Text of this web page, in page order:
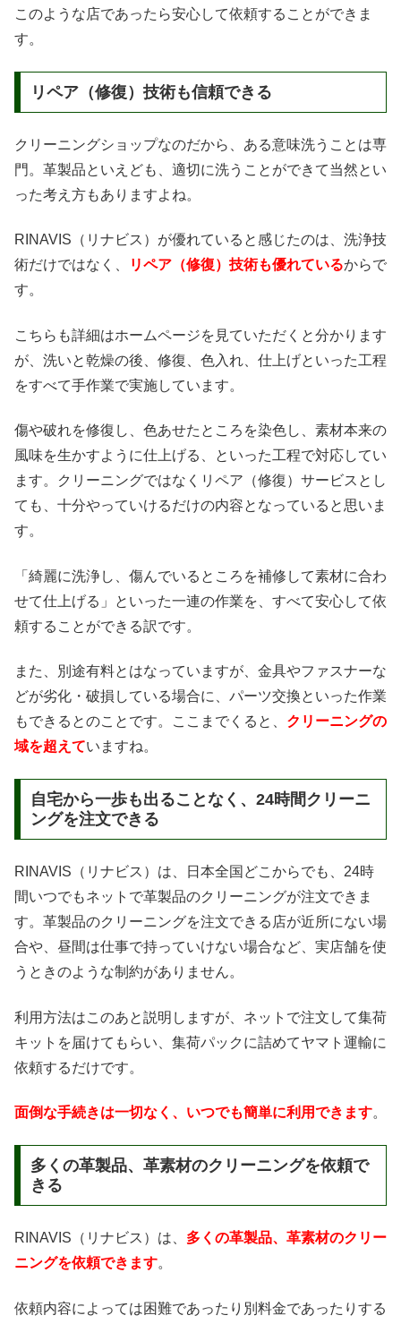
このような店であったら安心して依頼することができま
す。
リペア（修復）技術も信頼できる
クリーニングショップなのだから、ある意味洗うことは専
門。革製品といえども、適切に洗うことができて当然とい
った考え方もありますよね。
RINAVIS（リナビス）が優れていると感じたのは、洗浄技
術だけではなく、
リペア（修復）技術も優れているからで
す。
こちらも詳細はホームページを見ていただくと分かります
が、洗いと乾燥の後、修復、色入れ、仕上げといった工程
をすべて手作業で実施しています。
傷や破れを修復し、色あせたところを染色し、素材本来の
風味を生かすように仕上げる、といった工程で対応してい
ます。クリーニングではなくリペア（修復）サービスとし
ても、十分やっていけるだけの内容となっていると思いま
す。
「綺麗に洗浄し、傷んでいるところを補修して素材に合わ
せて仕上げる」といった一連の作業を、すべて安心して依
頼することができる訳です。
また、別途有料とはなっていますが、金具やファスナーな
どが劣化・破損している場合に、パーツ交換といった作業
もできるとのことです。ここまでくると、 クリーニングの
域を超えていますね。
自宅から一歩も出ることなく、24時間クリーニ
ングを注文できる
RINAVIS（リナビス）は、日本全国どこからでも、24時
間いつでもネットで革製品のクリーニングが注文できま
す。革製品のクリーニングを注文できる店が近所にない場
合や、昼間は仕事で持っていけない場合など、実店舗を使
うときのような制約がありません。
利用方法はこのあと説明しますが、ネットで注文して集荷
キットを届けてもらい、集荷パックに詰めてヤマト運輸に
依頼するだけです。
面倒な手続きは一切なく、いつでも簡単に利用できます。
多くの革製品、革素材のクリーニングを依頼で
きる
RINAVIS（リナビス）は、 多くの革製品、革素材のクリー
ニングを依頼できます。
依頼内容によっては困難であったり別料金であったりする